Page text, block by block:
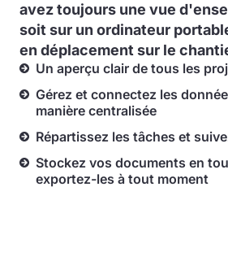
avez toujours une vue
soit sur un ordinateur
en déplacement sur le
Un aperçu clair de tous les
Gérez et connectez les
manière centralisée
Répartissez les tâches et
Stockez vos documents en
exportez-les à tout moment